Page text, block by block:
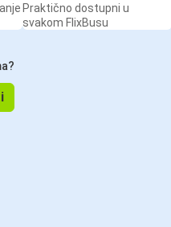
Praktično dostupni u
svakom FlixBusu